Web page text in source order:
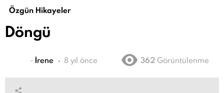
Özgün Hikayeler
Döngü
- İrene 8 yıl önce 362 Görüntülenme